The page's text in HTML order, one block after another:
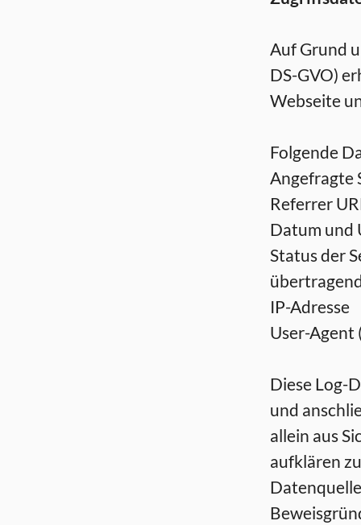
Auf Grund
DS-GVO)
Webseite
Folgende
Angefragte
Referrer
Datum und
Status der
IP-Adresse
User-Agent
Diese Log-
und
allein aus
aufklären